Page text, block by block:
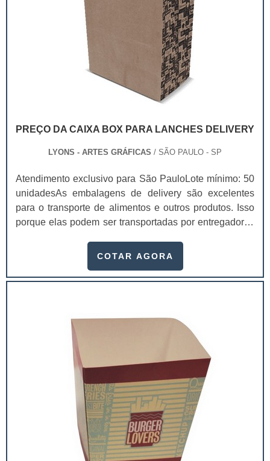
PREÇO DA CAIXA BOX PARA LANCHES DELIVERY
LYONS - ARTES GRÁFICAS / SÃO PAULO - SP
Atendimento exclusivo para São PauloLote mínimo: 50
unidadesAs embalagens de delivery são excelentes
para o transporte de alimentos e outros produtos. Isso
porque elas podem ser transportadas por entregadores
rápida. Existem diversas peças personalizados, que
para lanches delivery pode variar.Essas embalagens
COTAR AGORA